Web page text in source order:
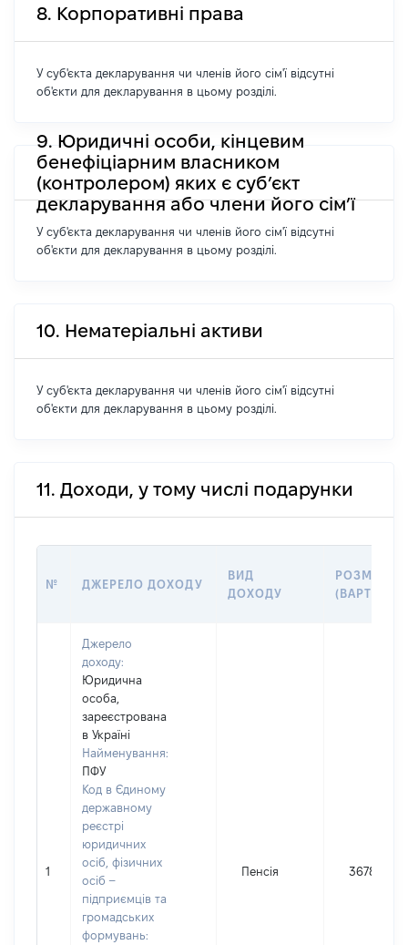
8. Корпоративні права
У суб'єкта декларування чи членів його сім'ї відсутні
об'єкти для декларування в цьому розділі.
9. Юридичні особи, кінцевим
бенефіціарним власником
(контролером) яких є суб’єкт
декларування або члени його сім’ї
У суб'єкта декларування чи членів його сім'ї відсутні
об'єкти для декларування в цьому розділі.
10. Нематеріальні активи
У суб'єкта декларування чи членів його сім'ї відсутні
об'єкти для декларування в цьому розділі.
11. Доходи, у тому числі подарунки
№ ДЖЕРЕЛО ДОХОДУ
ВИД
ДОХОДУ
РОЗМІР
(ВАРТІСТЬ)
1
Джерело
доходу:
Юридична
особа,
зареєстрована
в Україні
Найменування:
ПФУ
Код в Єдиному
державному
реєстрі
юридичних
осіб, фізичних
осіб –
підприємців та
громадських
формувань:
Пенсія 36789